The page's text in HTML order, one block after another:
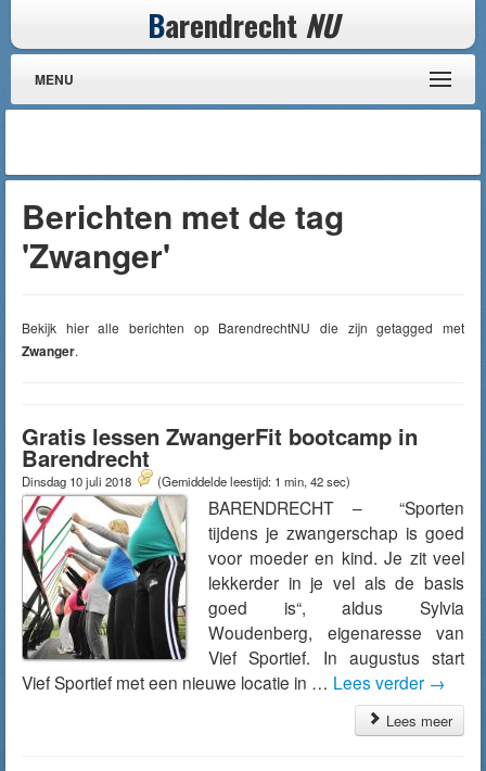
Barendrecht NU
MENU
Berichten met de tag
'Zwanger'
Bekijk hier alle berichten op BarendrechtNU die zijn getagged met
Zwanger.
Gratis lessen ZwangerFit bootcamp in
Barendrecht
Dinsdag 10 juli 2018 (Gemiddelde leestijd: 1 min, 42 sec)
BARENDRECHT – “Sporten
tijdens je zwangerschap is goed
voor moeder en kind. Je zit veel
lekkerder in je vel als de basis
goed is“, aldus Sylvia
Woudenberg, eigenaresse van
Vief Sportief. In augustus start
Vief Sportief met een nieuwe locatie in … Lees verder →
Lees meer